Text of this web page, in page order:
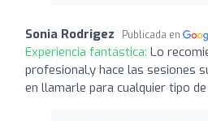
Sonia Rodrigez Publicada en
Experiencia fantástica: Lo
profesional,y hace las sesiones
en llamarle para cualquier tipo